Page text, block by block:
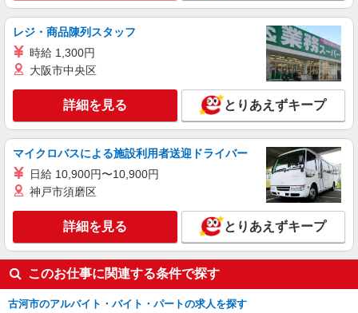
看護助手（ナースエイド）
時給1,180円 ★週払いOK（規定あり） ※給与
茨城県古河市 【最寄駅】JR宇都宮線「古河」
詳細を見る
アルバイト パート 派遣社員
日研トータルソーシング株式会社 メディカルケア事業部/宇都宮オフ
ィス【看護助手】
時給1,180円 ★週払いOK（規定あり） ※給与
幅は経験・能力による
茨城県古河市 【最寄駅】JR宇都宮線「古河」
駅
キープ 詳細を見る
レジ・商品陳列スタッフ
時給 1,300円
大阪市中央区
詳細を見る とりあえずキープ
マイクロバスによる施設利用者送迎ドライバー
日給 10,900円〜10,900円
神戸市須磨区
詳細を見る とりあえずキープ
このお仕事に関連する条件で探す
古河市のアルバイト・バイト・パートの求人を探す